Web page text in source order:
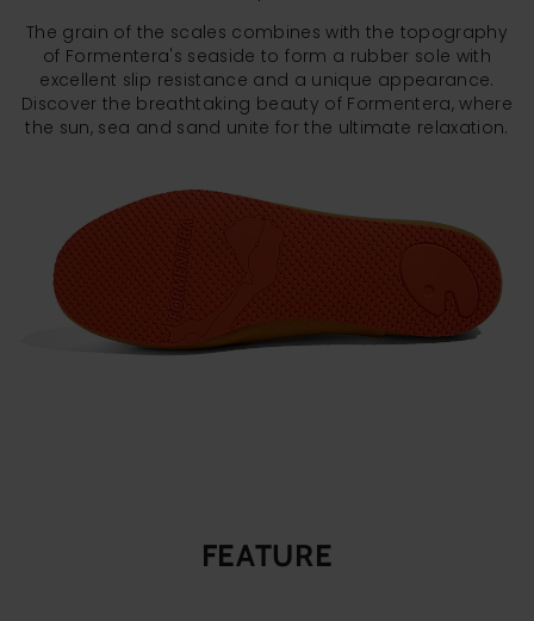
The grain of the scales combines with the topography
of Formentera's seaside to form a rubber sole with
excellent slip resistance and a unique appearance.
Discover the breathtaking beauty of Formentera, where
the sun, sea and sand unite for the ultimate relaxation.
FEATURE